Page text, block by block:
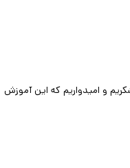
و امیدواریم که این آموزش